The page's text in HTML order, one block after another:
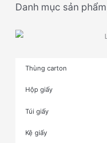
Danh mục sản phẩm
Thùng carton
Hộp giấy
Túi giấy
Kệ giấy